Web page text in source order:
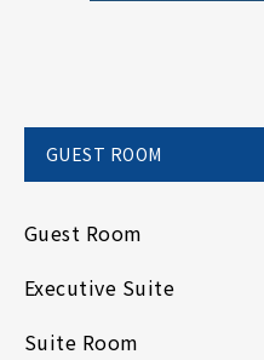
GUEST ROOM
Guest Room
Executive Suite
Suite Room